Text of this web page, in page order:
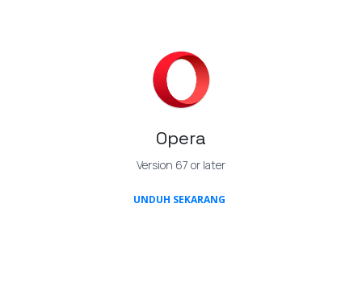
Opera
Version 67 or later
UNDUH SEKARANG